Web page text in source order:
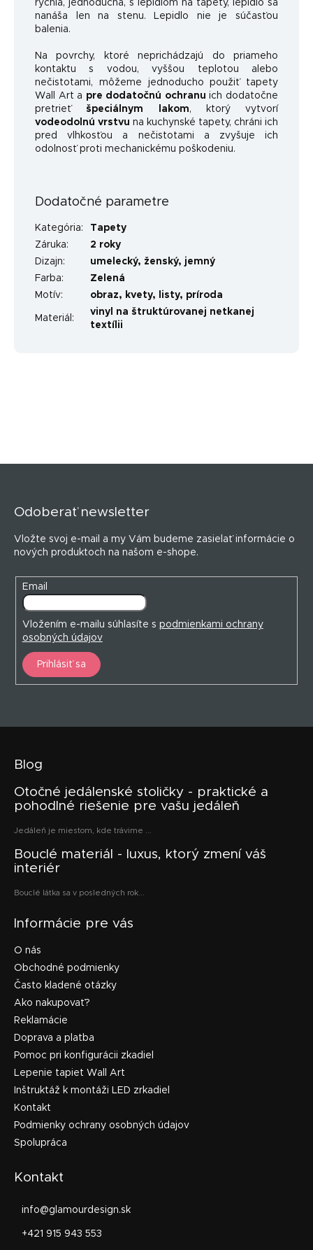
rýchla, jednoduchá, s lepidlom na tapety, lepidlo sa
nanáša len na stenu. Lepidlo nie je súčasťou
balenia.
Na povrchy, ktoré neprichádzajú do priameho
kontaktu s vodou, vyššou teplotou alebo
nečistotami, môžeme jednoducho použiť tapety
Wall Art a pre dodatočnú ochranu ich dodatočne
pretrieťšpeciálnym lakom, ktorý vytvorí
vodeodolnú vrstvu na kuchynské tapety, chráni ich
pred vlhkosťou a nečistotami a zvyšuje ich
odolnosť proti mechanickému poškodeniu.
Dodatočné parametre
Kategória:
Tapety
Záruka:
2 roky
Dizajn: umelecký, ženský, jemný
Farba:
Zelená
Motív: obraz, kvety, listy, príroda
Materiál :
vinyl na štruktúrovanej netkanej
textílii
Odoberať newsletter
Vložte svoj e-mail a my Vám budeme zasielať informácie o
nových produktoch na našom e-shope.
Email
Vložením e-mailu súhlasíte s podmienkami ochrany
osobných údajov
Prihlásiť sa
Blog
Otočné jedálenské stoličky - praktické a
pohodlné riešenie pre vašu jedáleň
Jedáleň je miestom, kde trávime ...
Bouclé materiál - luxus, ktorý zmení váš
interiér
Bouclé látka sa v posledných rok...
Informácie pre vás
O nás
Obchodné podmienky
Často kladené otázky
Ako nakupovať?
Reklamácie
Doprava a platba
Pomoc pri konfigurácii zkadiel
Lepenie tapiet Wall Art
Inštruktáž k montáži LED zrkadiel
Kontakt
Podmienky ochrany osobných údajov
Spolupráca
Kontakt
info@glamourdesign.sk
+421 915 943 553